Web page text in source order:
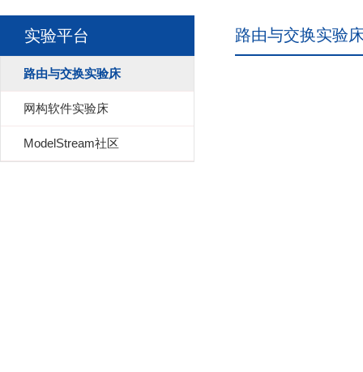
实验平台
路由与交换实验床
网构软件实验床
ModelStream社区
路由与交换实验